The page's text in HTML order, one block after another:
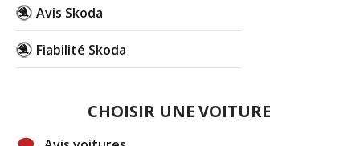
Avis Skoda
Fiabilité Skoda
CHOISIR UNE VOITURE